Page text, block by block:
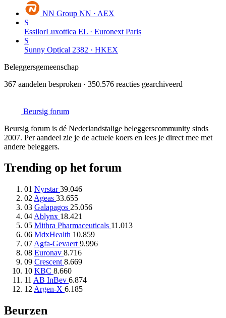
NN Group NN · AEX
S
EssilorLuxottica EL · Euronext Paris
S
Sunny Optical 2382 · HKEX
Beleggersgemeenschap
367 aandelen besproken · 350.576 reacties gearchiveerd
Beursig forum
Beursig forum is dé Nederlandstalige beleggerscommunity sinds
2007. Per aandeel zie je de actuele koers en lees je direct mee met
andere beleggers.
Trending op het forum
01 Nyrstar39.046
02 Ageas 33.655
03 Galapagos 25.056
04 Ablynx 18.421
05 Mithra Pharmaceuticals 11.013
06 MdxHealth 10.859
07 Agfa-Gevaert 9.996
08 Euronav 8.716
09 Crescent 8.669
10 KBC 8.660
11 AB InBev 6.874
12 Argen-X 6.185
Beurzen